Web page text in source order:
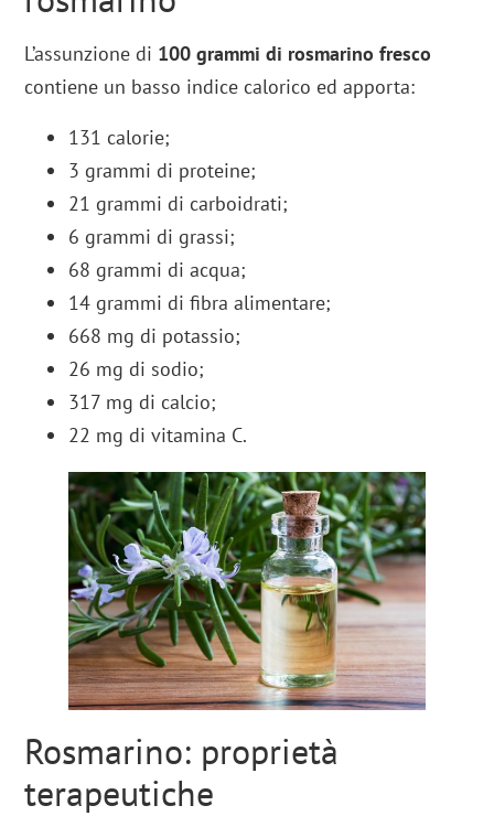
L’assunzione di 100 grammi di rosmarino fresco
contiene un basso indice calorico ed apporta:
131 calorie;
3 grammi di proteine;
21 grammi di carboidrati;
6 grammi di grassi;
68 grammi di acqua;
14 grammi di fibra alimentare;
668 mg di potassio;
26 mg di sodio;
317 mg di calcio;
22 mg di vitamina C.
Rosmarino: proprietà
terapeutiche